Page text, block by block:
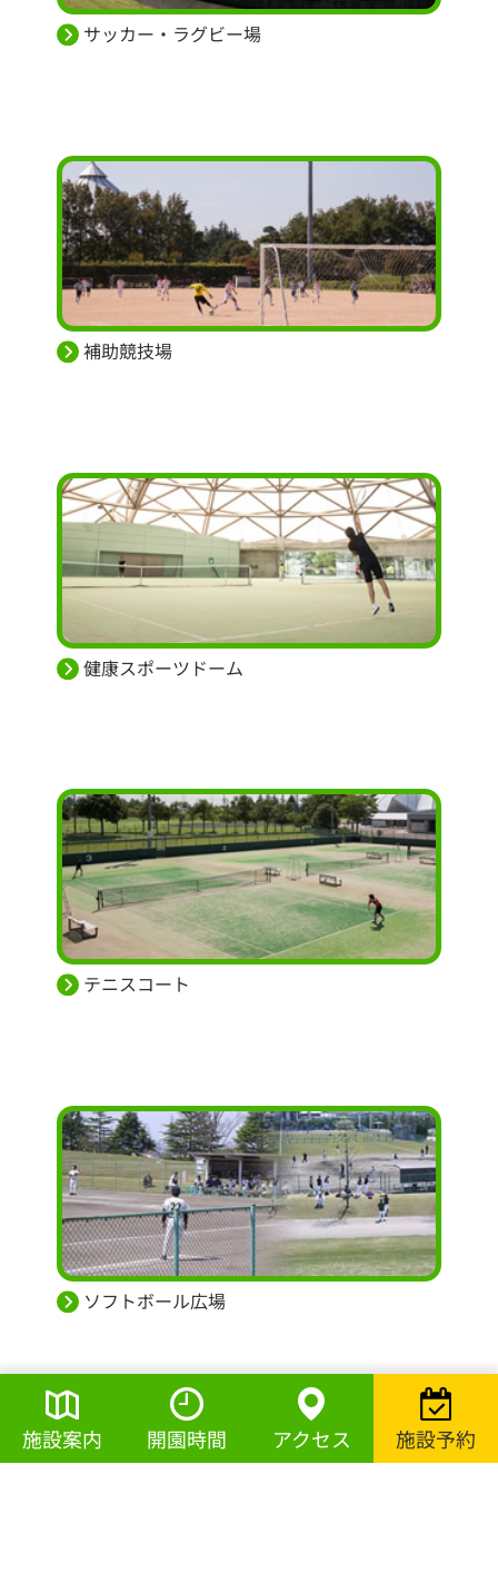
サッカー・ラグビー場
補助競技場
健康スポーツドーム
テニスコート
ソフトボール広場
施設案内 開園時間 アクセス 施設予約